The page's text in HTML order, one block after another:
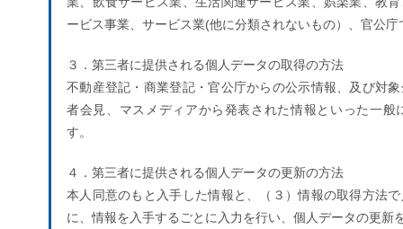
ービス事業、サービス業(他に分類されないもの）、官公庁
３．第三者に提供される個人データの取得の方法
不動産登記・商業登記・官公庁からの公示情報、及び対
者会見、マスメディアから発表された情報といった一般
す。
４．第三者に提供される個人データの更新の方法
本人同意のもと入手した情報と、（３）情報の取得方法
に、情報を入手するごとに入力を行い、個人データの更新